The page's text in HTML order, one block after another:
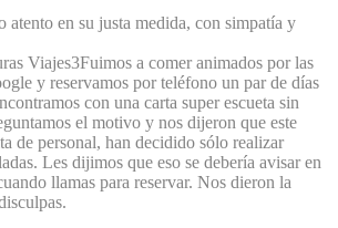
atento en su justa medida, con simpatía y
Viajes3Fuimos a comer animados por las
y reservamos por teléfono un par de días
con una carta super escueta sin
el motivo y nos dijeron que este
de personal, han decidido sólo realizar
Les dijimos que eso se debería avisar en
llamas para reservar. Nos dieron la